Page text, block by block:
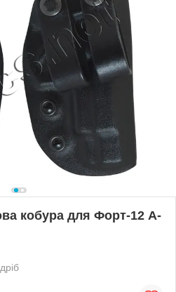
кобура для Форт-12 A-